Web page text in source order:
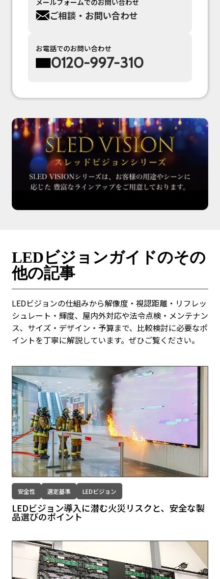
メールフォームでのお問い合わせ
ご相談・お問い合わせ
お電話でのお問い合わせ
0120-997-310
LEDビジョンガイドのその
他の記事
LEDビジョンの仕組みから解像度・視認距離・リフレッ
シュレート・輝度、屋内外対応や法令点検・メンテナン
ス、サイズ・デザイン・予算まで、比較検討に必要なポ
イントを丁寧に解説しています。ぜひご覧ください。
安全性 選定基準 LEDビジョン
LEDビジョン導入に潜む火災リスクと、安全な製
品選びのポイント